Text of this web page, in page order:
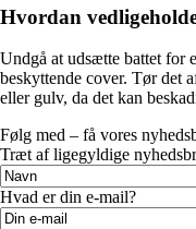
Hvordan
Undgå at udsætte battet for
beskyttende cover. Tør det
eller gulv, da det kan
Følg med – få vores
Træt af ligegyldige
Hvad er din e-mail?